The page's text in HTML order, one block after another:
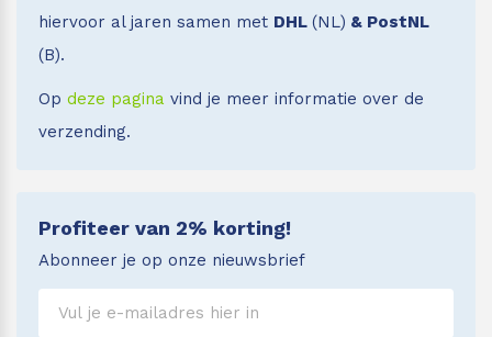
hiervoor al jaren samen met DHL (NL) & PostNL
(B).
Op deze pagina vind je meer informatie over de
verzending.
Profiteer van 2% korting!
Abonneer je op onze nieuwsbrief